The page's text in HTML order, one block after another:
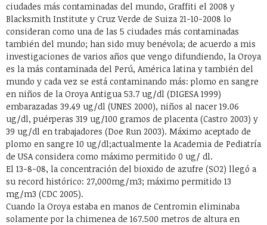
ciudades más contaminadas del mundo, Graffiti el 2008 y
Blacksmith Institute y Cruz Verde de Suiza 21-10-2008 lo
consideran como una de las 5 ciudades más contaminadas
también del mundo; han sido muy benévola; de acuerdo a mis
investigaciones de varios años que vengo difundiendo, la Oroya
es la más contaminada del Perú, América latina y también del
mundo y cada vez se está contaminando más: plomo en sangre
en niños de la Oroya Antigua 53.7 ug/dl (DIGESA 1999)
embarazadas 39.49 ug/dl (UNES 2000), niños al nacer 19.06
ug/dl, puérperas 319 ug/100 gramos de placenta (Castro 2003) y
39 ug/dl en trabajadores (Doe Run 2003). Máximo aceptado de
plomo en sangre 10 ug/dl;actualmente la Academia de Pediatría
de USA considera como máximo permitido 0 ug/ dl.
El 13-8-08, la concentración del bioxido de azufre (SO2) llegó a
su record histórico: 27,000mg/m3; máximo permitido 13
mg/m3 (CDC 2005).
Cuando la Oroya estaba en manos de Centromin eliminaba
solamente por la chimenea de 167.500 metros de altura en